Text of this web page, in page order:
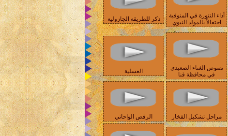
أداء التنورة في المنوفية
احتفالاً بالمولد النبوي
ذكر للطريقة الجازولية
نصوص الغناء الصعيدي
في محافظة قنا
العسلية
مراحل تشكيل الفخار الرقص الواحاتي